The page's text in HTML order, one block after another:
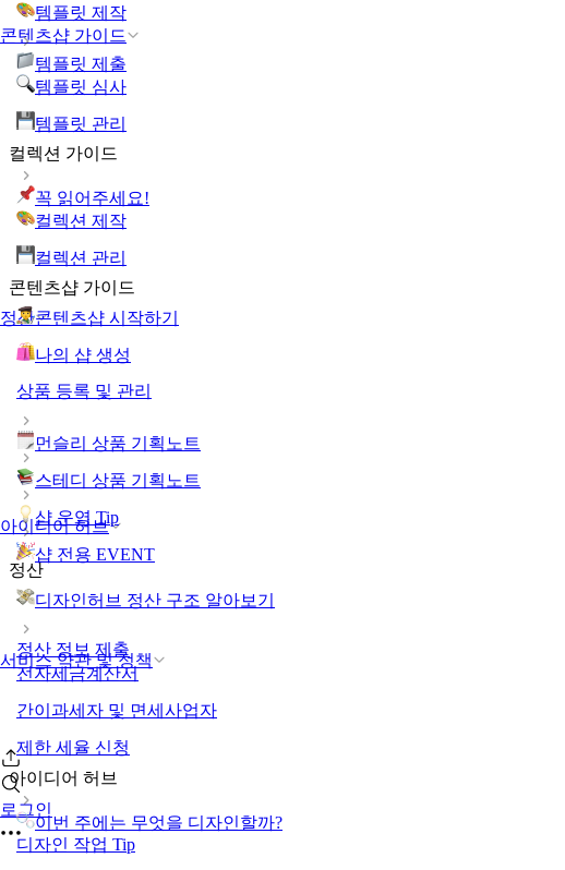
콘텐츠샵 가이드
정산
아이디어 허브
서비스 약관 및 정책
로그인
템플릿 제작
템플릿 제출
템플릿 심사
템플릿 관리
컬렉션 가이드
꼭 읽어주세요!
컬렉션 제작
컬렉션 관리
콘텐츠샵 가이드
콘텐츠샵 시작하기
나의 샵 생성
상품 등록 및 관리
먼슬리 상품 기획노트
스테디 상품 기획노트
샵 운영 Tip
샵 전용 EVENT
정산
디자인허브 정산 구조 알아보기
정산 정보 제출
전자세금계산서
간이과세자 및 면세사업자
제한 세율 신청
아이디어 허브
이번 주에는 무엇을 디자인할까?
디자인 작업 Tip